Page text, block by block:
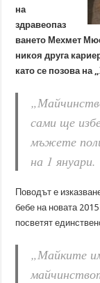
на
здравеопаз
ването Мехмет
никоя друга
като се позова на
сами ще
мъжете
на 1 януари.
Поводът е
бебе на новата
посветят
„Майките